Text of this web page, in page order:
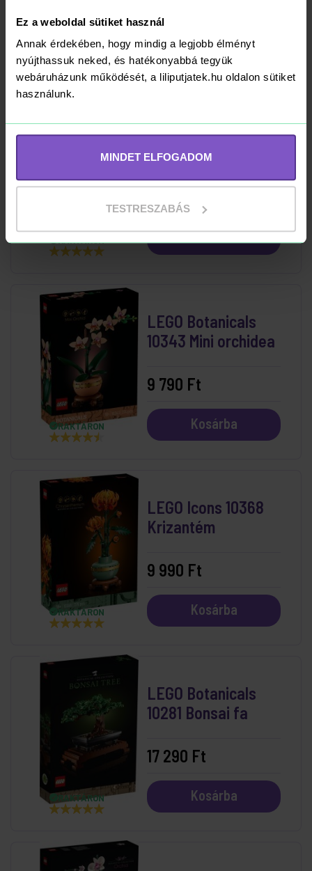
Ez a weboldal sütiket használ
Annak érdekében, hogy mindig a legjobb élményt
nyújthassuk neked, és hatékonyabbá tegyük
webáruházunk működését, a liliputjatek.hu oldalon sütiket
használunk.
MINDET ELFOGADOM
TESTRESZABÁS
RAKTÁRON
20 590 Ft
Kosárba
RAKTÁRON
LEGO Icons 10369
Szilvavirág
9 990 Ft
Kosárba
RAKTÁRON
LEGO Botanicals
10343 Mini orchidea
9 790 Ft
Kosárba
RAKTÁRON
LEGO Icons 10368
Krizantém
9 990 Ft
Kosárba
RAKTÁRON
LEGO Botanicals
10281 Bonsai fa
17 290 Ft
Kosárba